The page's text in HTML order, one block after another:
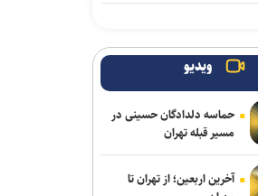
خیبری شد
آلومینیوم نزدیک به سپاهان
بالا نرفت!
در حال بررسی شرایط
بازگشت به اهواز
ویدیو
حماسه دلدادگان حسینی در
مسیر قبله تهران
آخرین اربعین؛ از تهران تا